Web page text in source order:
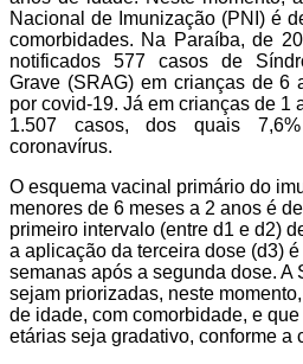
Nacional de Imunização (PNI) é
comorbidades. Na Paraíba, de
notificados 577 casos de
Grave (SRAG) em crianças de 6
por covid-19. Já em crianças de 1
1.507 casos, dos quais
coronavírus.
O esquema vacinal primário do
menores de 6 meses a 2 anos é
primeiro intervalo (entre d1 e d2)
a aplicação da terceira dose (d3)
semanas após a segunda dose. A
sejam priorizadas, neste
de idade, com comorbidade, e
etárias seja gradativo, conforme a